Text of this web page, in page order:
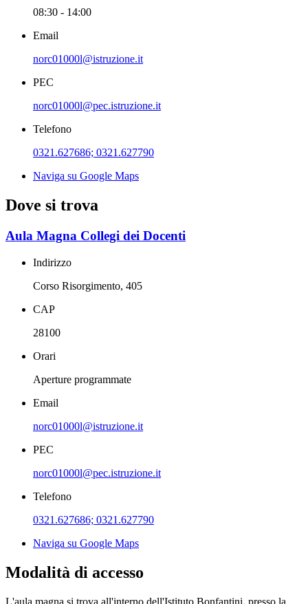
08:30 - 14:00
Email
norc01000l@istruzione.it
PEC
norc01000l@pec.istruzione.it
Telefono
0321.627686; 0321.627790
Naviga su Google Maps
Dove si trova
Aula Magna Collegi dei Docenti
Indirizzo
Corso Risorgimento, 405
CAP
28100
Orari
Aperture programmate
Email
norc01000l@istruzione.it
PEC
norc01000l@pec.istruzione.it
Telefono
0321.627686; 0321.627790
Naviga su Google Maps
Modalità di accesso
L'aula magna si trova all'interno dell'Istituto Bonfantini, presso la